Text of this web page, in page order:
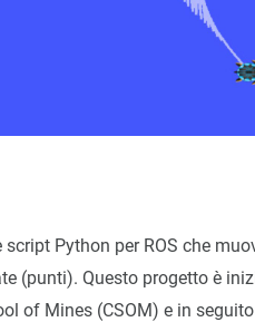
Python per ROS che
(punti). Questo progetto è
of Mines (CSOM) e in